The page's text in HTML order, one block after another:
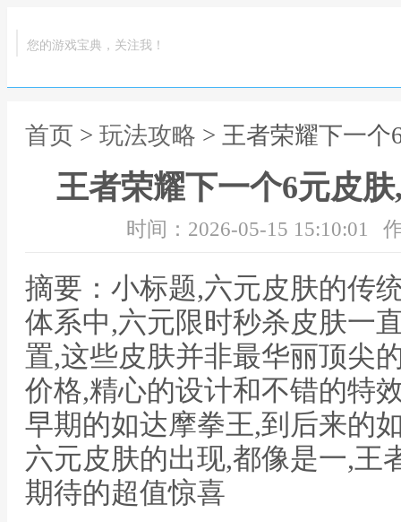
您的游戏宝典，关注我！
首页 > 玩法攻略 > 王者荣耀下一
王者荣耀下一个6元皮
时间：2026-05-15 15:10:01
摘要：小标题,六元皮肤的传
体系中,六元限时秒杀皮肤一
置,这些皮肤并非最华丽顶尖
价格,精心的设计和不错的特
早期的如达摩拳王,到后来的
六元皮肤的出现,都像是一,王
期待的超值惊喜